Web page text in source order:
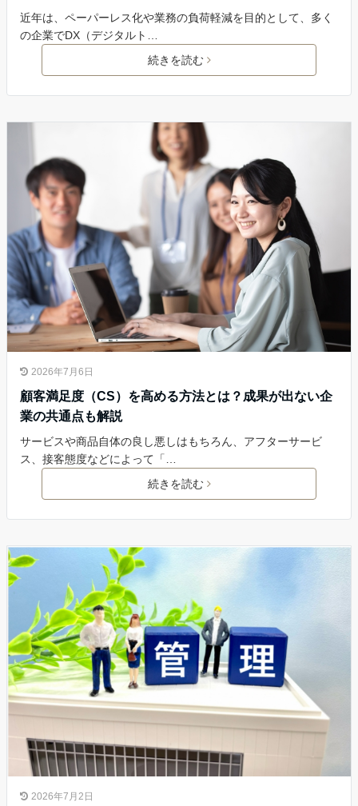
近年は、ペーパーレス化や業務の負荷軽減を目的として、多く
の企業でDX（デジタルト…
続きを読む
2026年7月6日
顧客満足度（CS）を高める方法とは？成果が出ない企
業の共通点も解説
サービスや商品自体の良し悪しはもちろん、アフターサービ
ス、接客態度などによって「…
続きを読む
2026年7月2日